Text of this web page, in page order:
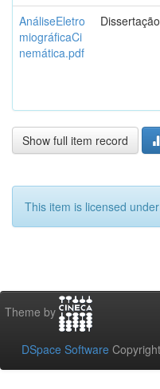
AnáliseEletro
miográficaCi
nemática.pdf
Dissertação
Show full item record
This item is licensed
Theme by
DSpace Software